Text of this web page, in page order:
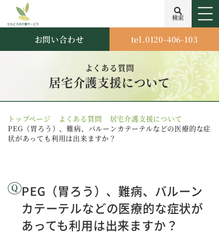
検索
お問い合わせ tel.0120-406-103
よくある質問
居宅介護支援について
トップページ よくある質問
居宅介護支援について
PEG（胃ろう）、難病、バルーンカテーテルなどの医療的な症
状があっても利用は出来ますか？
PEG（胃ろう）、難病、バルーン
カテーテルなどの医療的な症状が
あっても利用は出来ますか？